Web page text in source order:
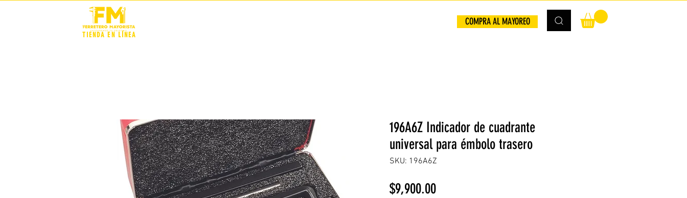
TIENDA EN LÍNEA
COMPRA AL MAYOREO
196A6Z Indicador de cuadrante
universal para émbolo trasero
SKU: 196A6Z
$9,900.00Precio